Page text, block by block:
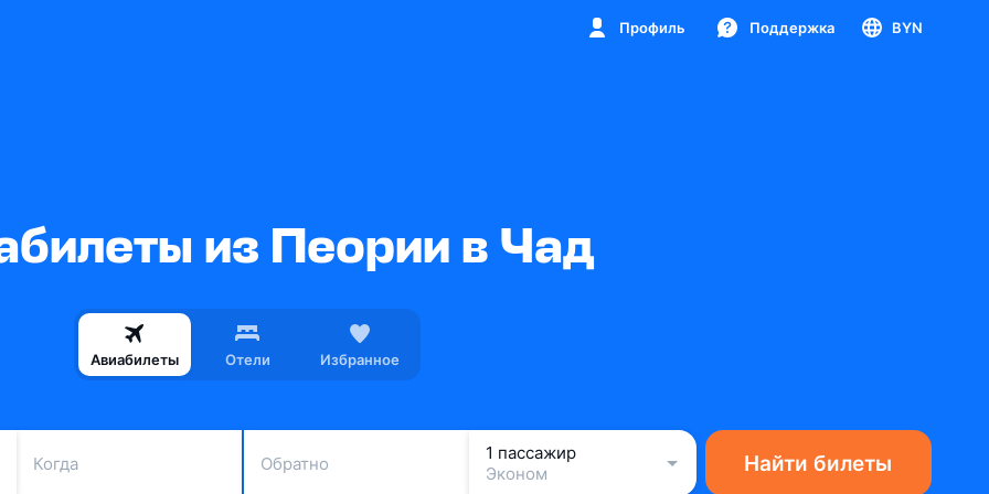
Профиль Поддержка BYN
из Пеории в Чад
Авиабилеты Отели Избранное
Когда Обратно
1 пассажир
Эконом
Найти билеты